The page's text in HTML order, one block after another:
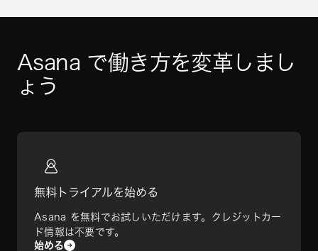
Asana で働き方を変革しまし
ょう
無料トライアルを始める
Asana を無料でお試しいただけます。クレジットカー
ド情報は不要です。
始める